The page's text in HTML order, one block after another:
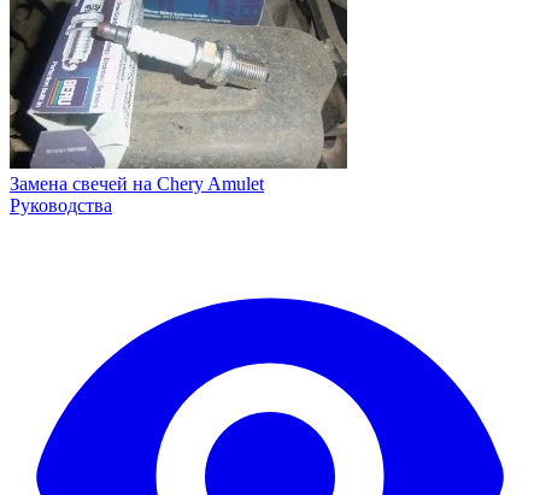
Замена свечей на Chery Amulet
Руководства